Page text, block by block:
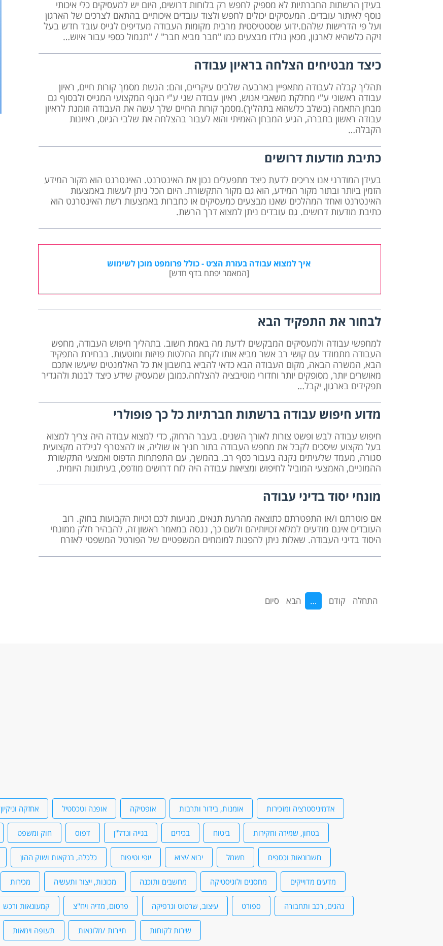
בעידן הרשתות החברתיות לא מספיק לחפש רק בלוחות דרושים, היום יש למעסיקים כלי איכותי
נוסף לאיתור עובדים. המעסיקים יכולים לחפש ולצוד עובדים איכותיים בהתאם לצרכים של הארגון
ועל פי הדרישות שלהם.ידוע שסטטיסטית מרבית מקומות העבודה מעדיפים לגייס עובד חדש בעל
זיקה כלשהיא לארגון, מכאן נולדו מבצעים כמו "חבר מביא חבר" / "תגמול כספי עבור איוש…
כיצד מבטיחים הצלחה בראיון עבודה
תהליך קבלה לעבודה מתאפיין בארבעה שלבים עיקריים, והם: הגשת מסמך קורות חיים, ראיון
עבודה ראשוני ע"י מחלקת משאבי אנוש, ראיון עבודה שני ע"י הגוף המקצועי המגייס ולבסוף גם
מבחן התאמה (בשלב כלשהוא בתהליך).מסמך קורות החיים שלך עשה את העבודה וזומנת לראיון
עבודה ראשון בחברה, הגיע המבחן האמיתי והוא לעבור בהצלחה את שלבי הגיוס, ראיונות
הקבלה…
כתיבת מודעות דרושים
בעידן המודרני אנו צריכים לדעת כיצד מתפעלים נכון את האינטרנט. האינטרנט הוא מקור המידע
הזמין ביותר ובתור מקור המידע, הוא גם מקור התקשורת. היום הכל ניתן לעשות באמצעות
האינטרנט ואחד המהלכים שאנו מבצעים כמעסיקים או כחברות באמצעות רשת האינטרנט הוא
כתיבת מודעות דרושים. גם עובדים ניתן למצוא דרך הרשת.
איך למצוא עבודה בעזרת הצ׳ט - כולל פרומפט מוכן לשימוש
[המאמר יפתח בדף חדש]
לבחור את התפקיד הבא
למחפשי עבודה ולמעסיקים המבקשים לדעת מה באמת חשוב. בתהליך חיפוש העבודה, מחפש
העבודה מתמודד עם קושי רב אשר מביא אותו לקחת החלטות פזיזות ומוטעות. בבחירת התפקיד
הבא, המשרה הבאה, מקום העבודה הבא כדאי להביא בחשבון את כל האלמנטים שיעשו אתכם
מאושרים יותר, מסופקים יותר וחדורי מוטיבציה להצלחה.כמובן שמעסיק שידע כיצד לבנות ולהגדיר
תפקידים בארגון, יקבל…
מדוע חיפוש עבודה ברשתות חברתיות כל כך פופולרי
חיפוש עבודה לבש ופשט צורות לאורך השנים. בעבר הרחוק, כדי למצוא עבודה היה צריך למצוא
בעל מקצוע שיסכים לקבל את מחפש העבודה בתור חניך או שוליה, או להצטרף לגילדה מקצועית
סגורה, מעמד שלעיתים נקנה בעבור כסף רב. בהמשך, עם התפתחות הדפוס ואמצעי התקשורת
ההמוניים, האמצעי המוביל לחיפוש ומציאות עבודה היה לוח דרושים מודפס, בעיתונות היומית.
מונחי יסוד בדיני עבודה
אם פוטרתם ו/או התפטרתם כתוצאה מהרעת תנאים, מגיעות לכם זכויות הקבועות בחוק. רוב
העובדים אינם מודעים למלוא זכויותיהם ולשם כך, ננסה במאמר ראשון זה, להבהיר חלק ממונחי
היסוד בדיני העבודה. שאלות ניתן להפנות למומחים המשפטיים של הפורטל המשפטי לאזרח
התחלה קודם … הבא סיום
אדמיניסטרציה ומזכירות אומנות, בידור ותרבות אופטיקה אופנה וטכסטיל אחזקה וניקיון
בטחון, שמירה וחקירות ביטוח בכירים בנייה ונדל"ן דפוס חוק ומשפט
חשבונאות וכספים חשמל יבוא /יצוא יופי וטיפוח כלכלה, בנקאות ושוק ההון
מדעים מדוייקים מחסנים ולוגיסטיקה מחשבים ותוכנה מכונות, ייצור ותעשיה מכירות
נהגים, רכב ותחבורה ספורט עיצוב, שרטוט וגרפיקה פרסום, מדיה ויח"צ קמעונאות ורכש
שירות לקוחות תיירות /מלונאות תעופה וימאות